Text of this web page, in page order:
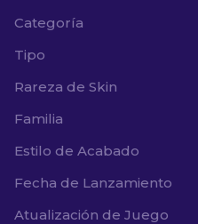
Categoría
Tipo
Rareza de Skin
Familia
Estilo de Acabado
Fecha de Lanzamiento
Atualización de Juego